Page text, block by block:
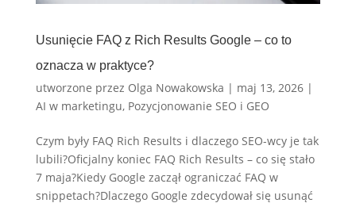
Usunięcie FAQ z Rich Results Google – co to
oznacza w praktyce?
utworzone przez Olga Nowakowska | maj 13, 2026|
AI w marketingu, Pozycjonowanie SEO i GEO
Czym były FAQ Rich Results i dlaczego SEO-wcy je tak
lubili?Oficjalny koniec FAQ Rich Results – co się stało
7 maja?Kiedy Google zaczął ograniczać FAQ w
snippetach?Dlaczego Google zdecydował się usunąć